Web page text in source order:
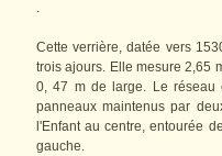
.
Cette verrière, datée vers
trois ajours. Elle mesure 2,65
0, 47 m de large. Le réseau
panneaux maintenus par
l'Enfant au centre, entourée
gauche.